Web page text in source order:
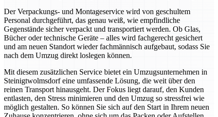
Der Verpackungs- und Montageservice wird von geschultem
Personal durchgeführt, das genau weiß, wie empfindliche
Gegenstände sicher verpackt und transportiert werden. Ob Glas,
Bücher oder technische Geräte – alles wird fachgerecht gesichert
und am neuen Standort wieder fachmännisch aufgebaut, sodass Sie
nach dem Umzug direkt loslegen können.
Mit diesem zusätzlichen Service bietet ein Umzugsunternehmen in
Steinigtwolmsdorf eine umfassende Lösung, die weit über den
reinen Transport hinausgeht. Der Fokus liegt darauf, den Kunden
entlasten, den Stress minimieren und den Umzug so stressfrei wie
möglich gestalten. So können Sie sich auf den Start in Ihrem neuen